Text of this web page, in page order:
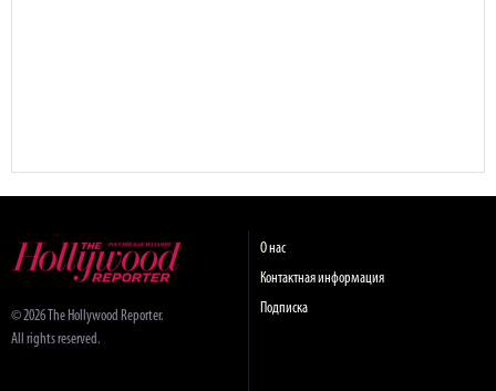
© 2026 The Hollywood Reporter.
All rights reserved.
О нас
Контактная информация
Подписка